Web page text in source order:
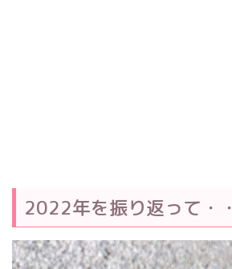
2022年を振り返って・・